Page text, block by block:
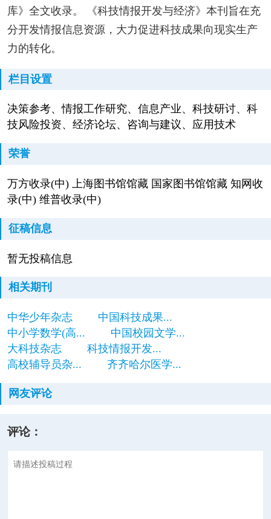
库》全文收录。 《科技情报开发与经济》本刊旨在充
分开发情报信息资源，大力促进科技成果向现实生产
力的转化。
栏目设置
决策参考、情报工作研究、信息产业、科技研讨、科
技风险投资、经济论坛、咨询与建议、应用技术
荣誉
万方收录(中) 上海图书馆馆藏 国家图书馆馆藏 知网收
录(中) 维普收录(中)
征稿信息
暂无投稿信息
相关期刊
中华少年杂志
中国科技成果...
中小学数学(高...
中国校园文学...
大科技杂志
科技情报开发...
高校辅导员杂...
齐齐哈尔医学...
网友评论
评论：